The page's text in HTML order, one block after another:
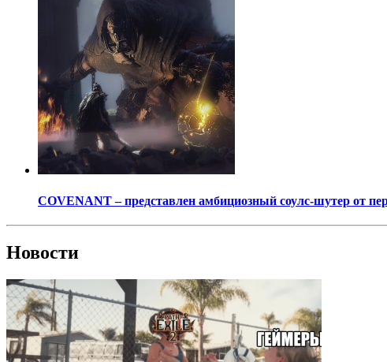
COVENANT – представлен амбициозный соулс-шутер от
Новости